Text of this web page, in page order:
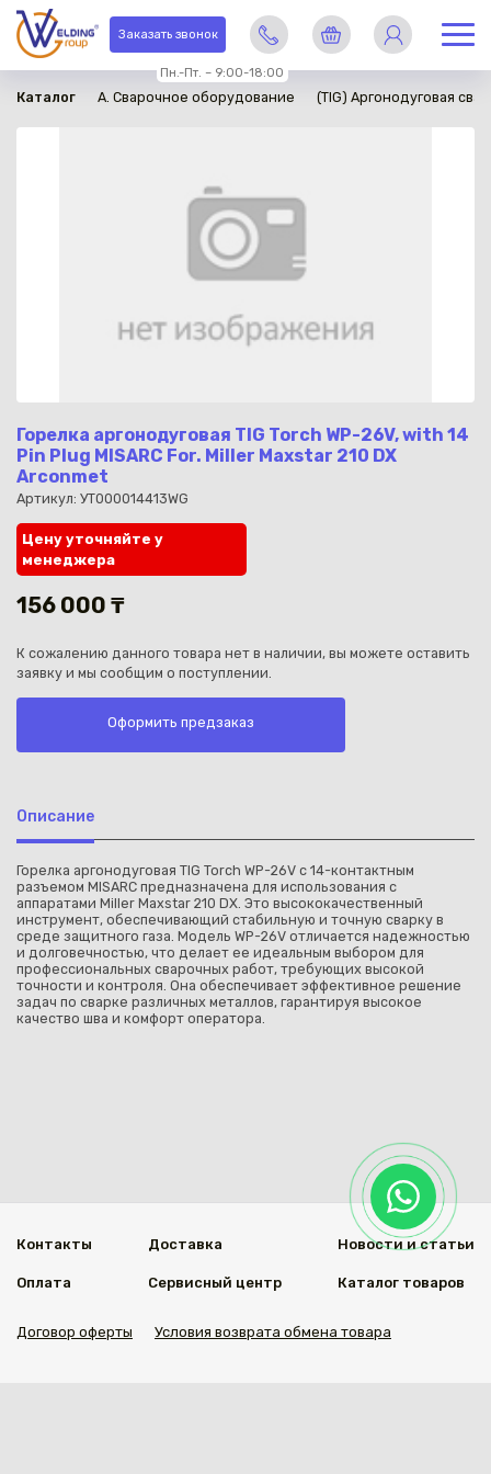
Заказать звонок
Пн.-Пт. – 9:00-18:00
Каз
Каталог A. Сварочное оборудование (TIG) Аргонодуговая
Горелка аргонодуговая TIG Torch WP-26V, with 14
Pin Plug MISARC For. Miller Maxstar 210 DX
Arconmet
Артикул: УТ000014413WG
в наличии
Цену уточняйте у
менеджера
156 000 ₸
К сожалению данного товара нет в наличии, вы можете оставить
заявку и мы сообщим о поступлении.
Оформить предзаказ
Описание
Горелка аргонодуговая TIG Torch WP-26V с 14-контактным
разъемом MISARC предназначена для использования с
аппаратами Miller Maxstar 210 DX. Это высококачественный
инструмент, обеспечивающий стабильную и точную сварку в
среде защитного газа. Модель WP-26V отличается надежностью
и долговечностью, что делает ее идеальным выбором для
профессиональных сварочных работ, требующих высокой
точности и контроля. Она обеспечивает эффективное решение
задач по сварке различных металлов, гарантируя высокое
качество шва и комфорт оператора.
Контакты
Оплата
Доставка
Сервисный центр
Новости и статьи
Каталог товаров
Договор оферты Условия возврата обмена товара